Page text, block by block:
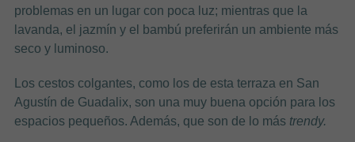
problemas en un lugar con poca luz; mientras que la
lavanda, el jazmín y el bambú preferirán un ambiente más
seco y luminoso.
Los cestos colgantes, como los de esta terraza en San
Agustín de Guadalix, son una muy buena opción para los
espacios pequeños. Además, que son de lo más trendy.